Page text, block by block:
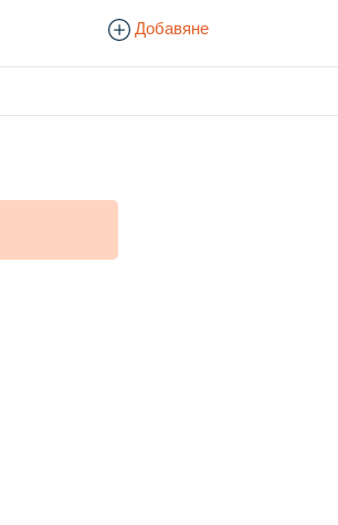
Добавяне